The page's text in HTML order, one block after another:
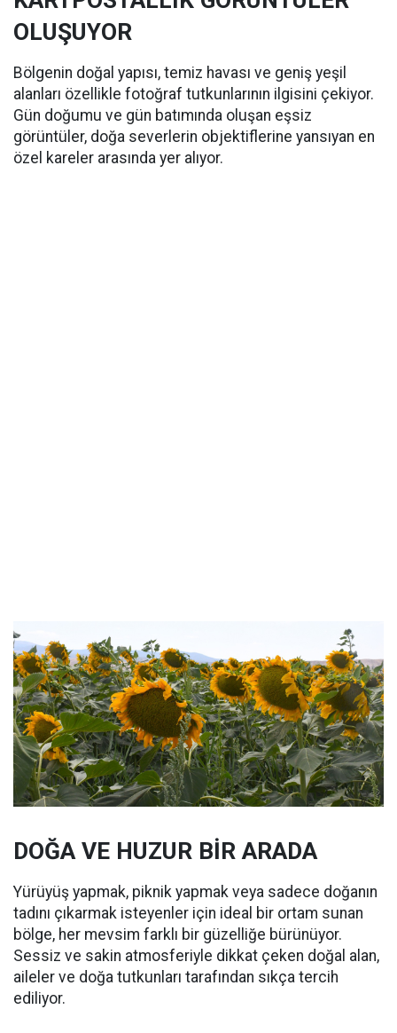
OLUŞUYOR
Bölgenin doğal yapısı, temiz havası ve geniş yeşil
alanları özellikle fotoğraf tutkunlarının ilgisini çekiyor.
Gün doğumu ve gün batımında oluşan eşsiz
görüntüler, doğa severlerin objektiflerine yansıyan en
özel kareler arasında yer alıyor.
DOĞA VE HUZUR BİR ARADA
Yürüyüş yapmak, piknik yapmak veya sadece doğanın
tadını çıkarmak isteyenler için ideal bir ortam sunan
bölge, her mevsim farklı bir güzelliğe bürünüyor.
Sessiz ve sakin atmosferiyle dikkat çeken doğal alan,
aileler ve doğa tutkunları tarafından sıkça tercih
ediliyor.